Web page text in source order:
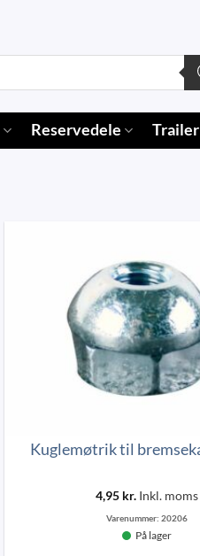
Reservedele
Kuglemøtrik til
4,95 kr.Inkl. moms
Varenummer: 20206
På lager